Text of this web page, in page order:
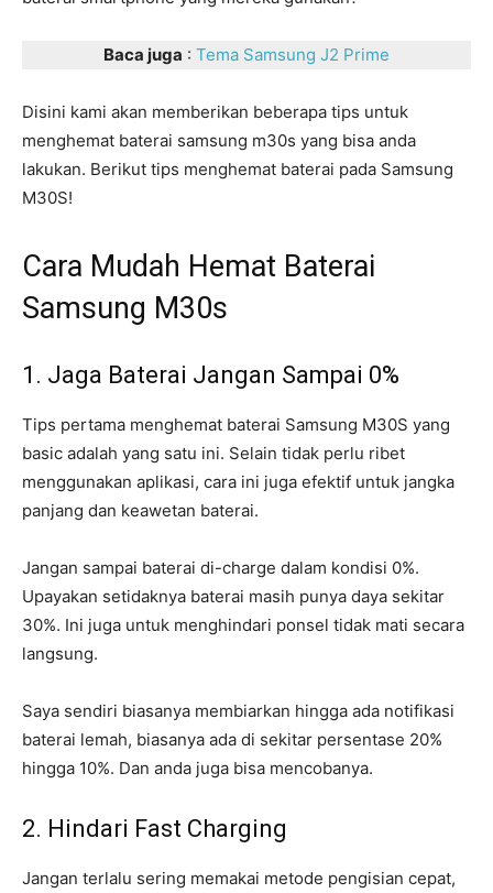
Baca juga : Tema Samsung J2 Prime
Disini kami akan memberikan beberapa tips untuk
menghemat baterai samsung m30s yang bisa anda
lakukan. Berikut tips menghemat baterai pada Samsung
M30S!
Cara Mudah Hemat Baterai
Samsung M30s
1. Jaga Baterai Jangan Sampai 0%
Tips pertama menghemat baterai Samsung M30S yang
basic adalah yang satu ini. Selain tidak perlu ribet
menggunakan aplikasi, cara ini juga efektif untuk jangka
panjang dan keawetan baterai.
Jangan sampai baterai di-charge dalam kondisi 0%.
Upayakan setidaknya baterai masih punya daya sekitar
30%. Ini juga untuk menghindari ponsel tidak mati secara
langsung.
Saya sendiri biasanya membiarkan hingga ada notifikasi
baterai lemah, biasanya ada di sekitar persentase 20%
hingga 10%. Dan anda juga bisa mencobanya.
2. Hindari Fast Charging
Jangan terlalu sering memakai metode pengisian cepat,